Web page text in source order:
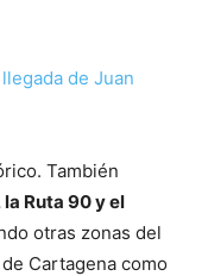
de Juan
También
Ruta 90 y el
otras zonas del
Cartagena como